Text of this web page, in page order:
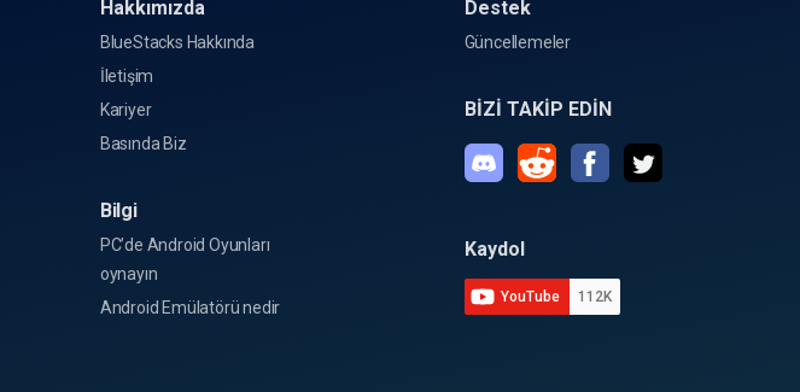
Hakkımızda
BlueStacks Hakkında
İletişim
Kariyer
Basında Biz
Bilgi
PC’de Android Oyunları
oynayın
Android Emülatörü nedir
Destek
Güncellemeler
BİZİ TAKİP EDİN
Kaydol
YouTube 112K